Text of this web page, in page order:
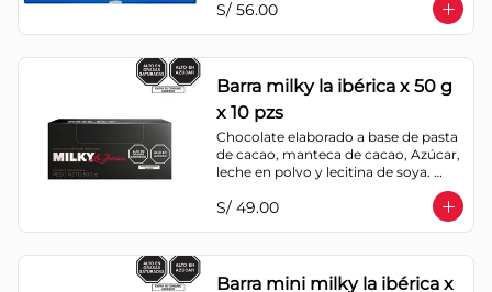
menta, barquillo relleno de crema de
castaña, caramelo blando sabor a
vainilla, turrón. Cobertura de
chocolate: 52% cacao.
S/ 56.00
Barra milky la ibérica x 50 g
x 10 pzs
Chocolate elaborado a base de pasta
de cacao, manteca de cacao, Azúcar,
leche en polvo y lecitina de soya.
S/ 49.00
Barra mini milky la ibérica x